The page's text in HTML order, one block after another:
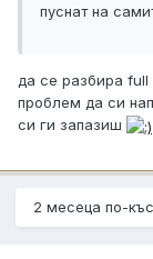
пуснат на
да се разбира full
проблем да си
си ги запазиш
2 месеца по-